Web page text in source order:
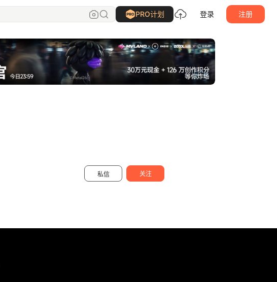
PRO计划 登录 注册
私信 关注
凯尔Kyle 关注